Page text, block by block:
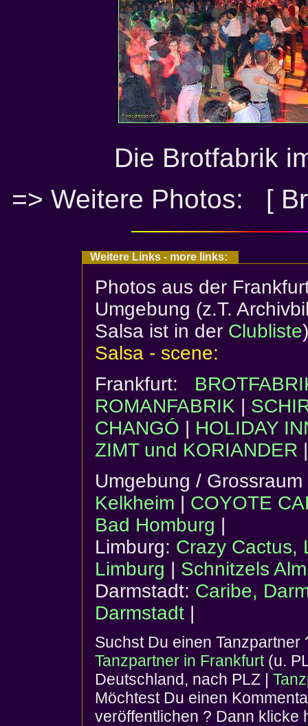
Die Brotfabrik
=> Weitere Photos: [
Weitere Links - more links:
Photos aus der
Umgebung (z.T.
Salsa ist in der Clubliste
Salsa - scene:
Frankfurt:
ROMANFABRIK |
CHANGÓ | HOLIDAY
ZIMT und KORIANDER |
Umgebung /
Kelkheim | COYOTE
Bad Homburg |
Limburg: Crazy Cactus,
Limburg | Schnitzels
Darmstadt: Caribe,
Darmstadt |
Suchst Du einen Tanzpartner
Tanzpartner in Frankfurt(u.
Deutschland, nach PLZ |
Möchtest Du einen
veröffentlichen ? Dann klicke